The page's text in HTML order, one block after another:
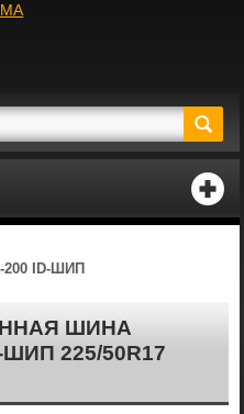
200 ID-ШИП
ШИНА
ШИП 225/50R17